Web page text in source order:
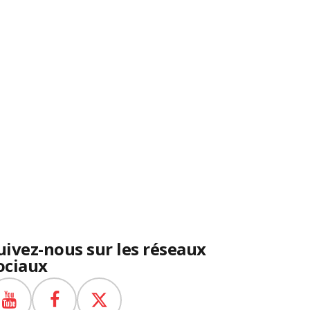
nous sur les réseaux